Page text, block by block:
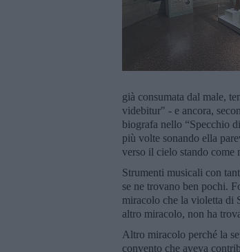
già consumata dal male,
videbitur" - e ancora,
biografa nello “Specchio
più volte sonando ella
verso il cielo stando come
Strumenti musicali con
se ne trovano ben pochi.
miracolo che la violetta di
altro miracolo, non ha
Altro miracolo perché la
convento che aveva